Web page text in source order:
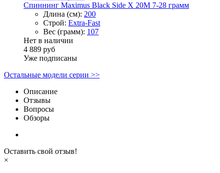
Спиннинг Maximus Black Side X 20M 7-28 грамм
Длина (см): 200
Строй: Extra-Fast
Вес (грамм): 107
Нет в наличии
4 889 руб
Уже подписаны
Остальные модели серии >>
Описание
Отзывы
Вопросы
Обзоры
Оставить свой отзыв!
×